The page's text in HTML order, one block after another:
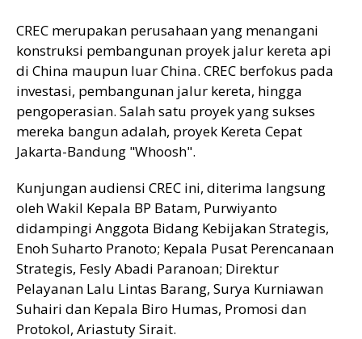
CREC merupakan perusahaan yang menangani
konstruksi pembangunan proyek jalur kereta api
di China maupun luar China. CREC berfokus pada
investasi, pembangunan jalur kereta, hingga
pengoperasian. Salah satu proyek yang sukses
mereka bangun adalah, proyek Kereta Cepat
Jakarta-Bandung "Whoosh".
Kunjungan audiensi CREC ini, diterima langsung
oleh Wakil Kepala BP Batam, Purwiyanto
didampingi Anggota Bidang Kebijakan Strategis,
Enoh Suharto Pranoto; Kepala Pusat Perencanaan
Strategis, Fesly Abadi Paranoan; Direktur
Pelayanan Lalu Lintas Barang, Surya Kurniawan
Suhairi dan Kepala Biro Humas, Promosi dan
Protokol, Ariastuty Sirait.